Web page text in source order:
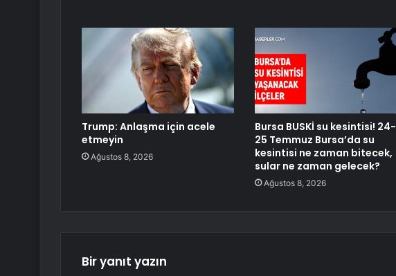
Trump: Anlaşma için acele
etmeyin
Ağustos 8, 2026
Bursa BUSKİ su kesintisi! 24-
25 Temmuz Bursa’da su
kesintisi ne zaman bitecek,
sular ne zaman gelecek?
Ağustos 8, 2026
Bir yanıt yazın